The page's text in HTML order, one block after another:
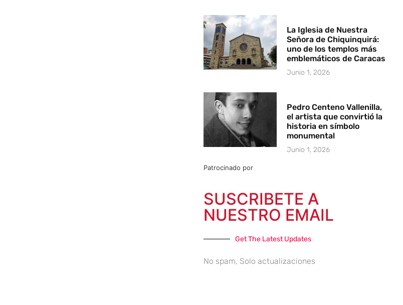
La Iglesia de Nuestra
Señora de Chiquinquirá:
uno de los templos más
emblemáticos de Caracas
Junio 1, 2026
Pedro Centeno Vallenilla,
el artista que convirtió la
historia en símbolo
monumental
Junio 1, 2026
Patrocinado por
SUSCRIBETE A
NUESTRO EMAIL
Get The Latest Updates
No spam, Solo actualizaciones